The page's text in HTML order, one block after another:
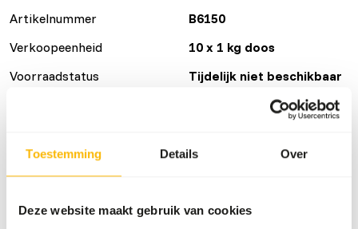
Toestemming Details Over
Deze website maakt gebruik van cookies
Artikelnummer
B6150
Verkoopeenheid
10 x 1 kg doos
Voorraadstatus
Tijdelijk niet beschikbaar